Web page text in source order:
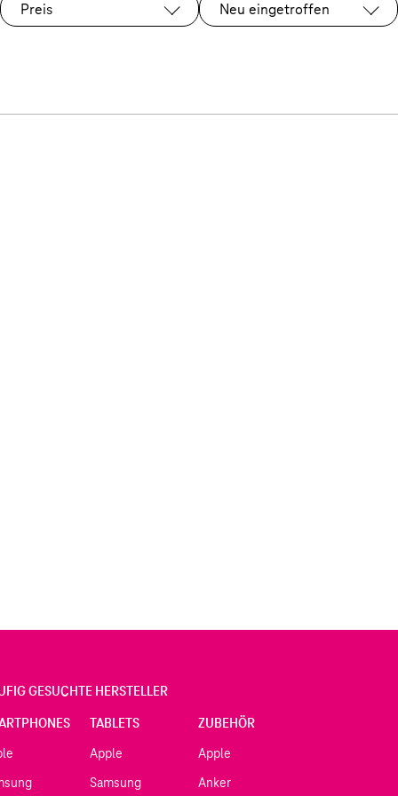
Preis Ausgewählt:
Neu eingetroffen
GESUCHTE HERSTELLER
TABLETS
Apple
Samsung
ZUBEHÖR
Apple
Anker